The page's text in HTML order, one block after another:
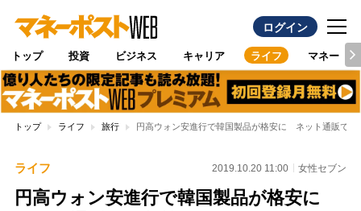
ログイン
トップ 投資 ビジネス キャリア ライフ マネー
トップ ライフ 旅行 円高ウォン安進行で韓国製品が格安に ネット通販では
ライフ 2019.10.20 11:00 女性セブン
円高ウォン安進行で韓国製品が格安に